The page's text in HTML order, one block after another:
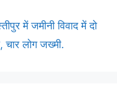
में जमीनी विवाद में दो
चार लोग जख्मी.